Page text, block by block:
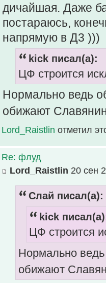
дичайшая. Даже
постараюсь,
напрямую в Д3 )))
kick писал(а):
ЦФ строится
Нормально ведь
обижают
Lord_Raistlin отметил
Re: флуд
Lord_Raistlin 20 сен
Слай писал(а):
kick
ЦФ строится
Нормально ведь
обижают